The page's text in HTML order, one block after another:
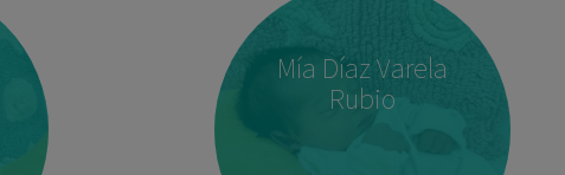
Mía Díaz Varela
Rubio